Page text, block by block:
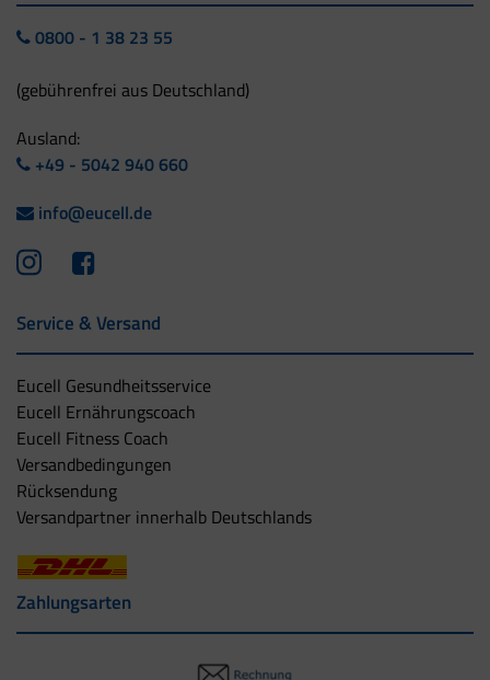
0800 - 1 38 23 55
(gebührenfrei aus Deutschland)
Ausland:
+49 - 5042 940 660
info@eucell.de
Service & Versand
Eucell Gesundheitsservice
Eucell Ernährungscoach
Eucell Fitness Coach
Versandbedingungen
Rücksendung
Versandpartner innerhalb Deutschlands
Zahlungsarten